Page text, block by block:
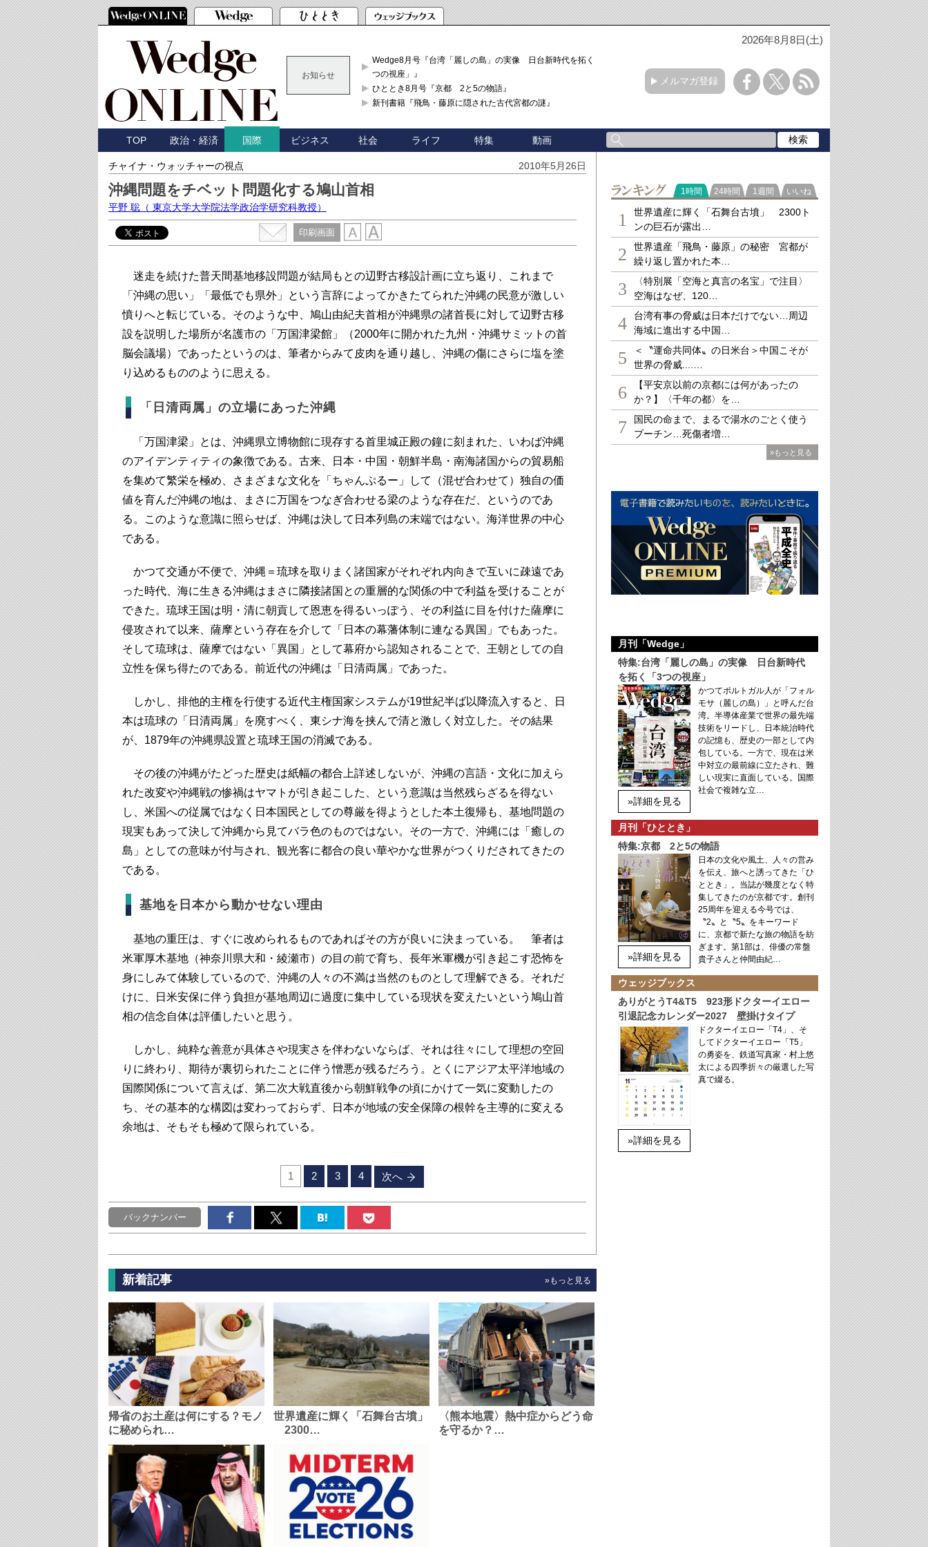
2026年8月8日(土)
お知らせ
Wedge8月号『台湾「麗しの島」の実像 日台新時代を拓く「3
つの視座」』
ひととき8月号『京都 2と5の物語』
新刊書籍『飛鳥・藤原に隠された古代宮都の謎』
メルマガ登録
TOP 政治・経済 国際 ビジネス 社会 ライフ 特集 動画
チャイナ・ウォッチャーの視点 2010年5月26日
沖縄問題をチベット問題化する鳩山首相
平野 聡 （ 東京大学大学院法学政治学研究科教授）
印刷画面
迷走を続けた普天間基地移設問題が結局もとの辺野古移設計画に立ち返り、これまで
「沖縄の思い」「最低でも県外」という言辞によってかきたてられた沖縄の民意が激しい
憤りへと転じている。そのような中、鳩山由紀夫首相が沖縄県の諸首長に対して辺野古移
設を説明した場所が名護市の「万国津梁館」（2000年に開かれた九州・沖縄サミットの首
脳会議場）であったというのは、筆者からみて皮肉を通り越し、沖縄の傷にさらに塩を塗
り込めるもののように思える。
「日清両属」の立場にあった沖縄
「万国津梁」とは、沖縄県立博物館に現存する首里城正殿の鐘に刻まれた、いわば沖縄
のアイデンティティの象徴である。古来、日本・中国・朝鮮半島・南海諸国からの貿易船
を集めて繁栄を極め、さまざまな文化を「ちゃんぷるー」して（混ぜ合わせて）独自の価
値を育んだ沖縄の地は、まさに万国をつなぎ合わせる梁のような存在だ、というのであ
る。このような意識に照らせば、沖縄は決して日本列島の末端ではない。海洋世界の中心
である。
かつて交通が不便で、沖縄＝琉球を取りまく諸国家がそれぞれ内向きで互いに疎遠であ
った時代、海に生きる沖縄はまさに隣接諸国との重層的な関係の中で利益を受けることが
できた。琉球王国は明・清に朝貢して恩恵を得るいっぽう、その利益に目を付けた薩摩に
侵攻されて以来、薩摩という存在を介して「日本の幕藩体制に連なる異国」でもあった。
そして琉球は、薩摩ではない「異国」として幕府から認知されることで、王朝としての自
立性を保ち得たのである。前近代の沖縄は「日清両属」であった。
しかし、排他的主権を行使する近代主権国家システムが19世紀半ば以降流入すると、日
本は琉球の「日清両属」を廃すべく、東シナ海を挟んで清と激しく対立した。その結果
が、1879年の沖縄県設置と琉球王国の消滅である。
その後の沖縄がたどった歴史は紙幅の都合上詳述しないが、沖縄の言語・文化に加えら
れた改変や沖縄戦の惨禍はヤマトが引き起こした、という意識は当然残らざるを得ない
し、米国への従属ではなく日本国民としての尊厳を得ようとした本土復帰も、基地問題の
現実もあって決して沖縄から見てバラ色のものではない。その一方で、沖縄には「癒しの
島」としての意味が付与され、観光客に都合の良い華やかな世界がつくりだされてきたの
である。
基地を日本から動かせない理由
基地の重圧は、すぐに改められるものであればその方が良いに決まっている。 筆者は
米軍厚木基地（神奈川県大和・綾瀬市）の目の前で育ち、長年米軍機が引き起こす恐怖を
身にしみて体験しているので、沖縄の人々の不満は当然のものとして理解できる。それだ
けに、日米安保に伴う負担が基地周辺に過度に集中している現状を変えたいという鳩山首
相の信念自体は評価したいと思う。
しかし、純粋な善意が具体さや現実さを伴わないならば、それは往々にして理想の空回
りに終わり、期待が裏切られたことに伴う憎悪が残るだろう。とくにアジア太平洋地域の
国際関係について言えば、第二次大戦直後から朝鮮戦争の頃にかけて一気に変動したの
ち、その基本的な構図は変わっておらず、日本が地域の安全保障の根幹を主導的に変える
余地は、そもそも極めて限られている。
1 2 3 4 次へ
バックナンバー
新着記事 »もっと見る
帰省のお土産は何にする？モノ
に秘められ…
世界遺産に輝く「石舞台古墳」
2300…
〈熊本地震〉熱中症からどう命
を守るか？…
ランキング
1時間 24時間 1週間 いいね
1
世界遺産に輝く「石舞台古墳」 2300ト
ンの巨石が露出…
2
世界遺産「飛鳥・藤原」の秘密 宮都が
繰り返し置かれた本…
3
〈特別展「空海と真言の名宝」で注目〉
空海はなぜ、120…
4
台湾有事の脅威は日本だけでない…周辺
海域に進出する中国…
5
＜〝運命共同体〟の日米台＞中国こそが
世界の脅威....…
6
【平安京以前の京都には何があったの
か？】〈千年の都〉を…
7
国民の命まで、まるで湯水のごとく使う
プーチン…死傷者増…
»もっと見る
月刊「Wedge」
特集:台湾「麗しの島」の実像 日台新時代
を拓く「3つの視座」
»詳細を見る
かつてポルトガル人が「フォル
モサ（麗しの島）」と呼んだ台
湾。半導体産業で世界の最先端
技術をリードし、日本統治時代
の記憶も、歴史の一部として内
包している。一方で、現在は米
中対立の最前線に立たされ、難
しい現実に直面している。国際
社会で複雑な立…
月刊「ひととき」
特集:京都 2と5の物語
»詳細を見る
日本の文化や風土、人々の営み
を伝え、旅へと誘ってきた「ひ
ととき」。当誌が幾度となく特
集してきたのが京都です。創刊
25周年を迎える今号では、
〝2〟と〝5〟をキーワード
に、京都で新たな旅の物語を紡
ぎます。第1部は、俳優の常盤
貴子さんと仲間由紀…
ウェッジブックス
ありがとうT4&T5 923形ドクターイエロー
引退記念カレンダー2027 壁掛けタイプ
»詳細を見る
ドクターイエロー「T4」、そ
してドクターイエロー「T5」
の勇姿を、鉄道写真家・村上悠
太による四季折々の厳選した写
真で綴る。